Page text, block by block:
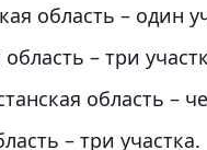
область – один
– три
область –
– три участка.